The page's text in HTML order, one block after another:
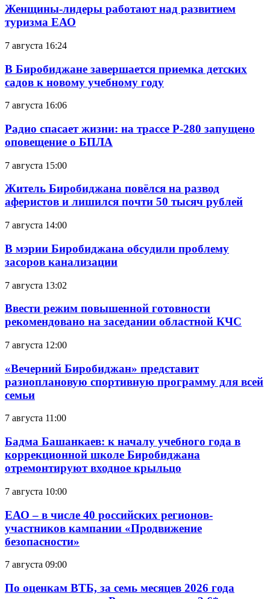
Женщины-лидеры работают над развитием
туризма ЕАО
7 августа 16:24
В Биробиджане завершается приемка детских
садов к новому учебному году
7 августа 16:06
Радио спасает жизни: на трассе Р-280 запущено
оповещение о БПЛА
7 августа 15:00
Житель Биробиджана повёлся на развод
аферистов и лишился почти 50 тысяч рублей
7 августа 14:00
В мэрии Биробиджана обсудили проблему
засоров канализации
7 августа 13:02
Ввести режим повышенной готовности
рекомендовано на заседании областной КЧС
7 августа 12:00
«Вечерний Биробиджан» представит
разноплановую спортивную программу для всей
семьи
7 августа 11:00
Бадма Башанкаев: к началу учебного года в
коррекционной школе Биробиджана
отремонтируют входное крыльцо
7 августа 10:00
ЕАО – в числе 40 российских регионов-
участников кампании «Продвижение
безопасности»
7 августа 09:00
По оценкам ВТБ, за семь месяцев 2026 года